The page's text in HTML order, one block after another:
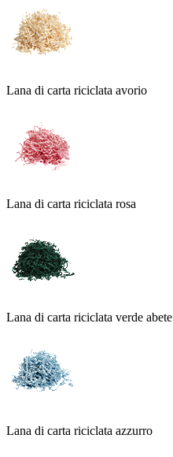
Lana di carta riciclata avorio
Lana di carta riciclata rosa
Lana di carta riciclata verde abete
Lana di carta riciclata azzurro